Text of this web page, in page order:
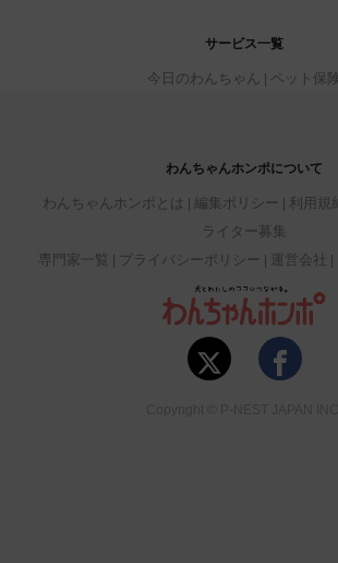
サービス一覧
今日のわんちゃん ペット保
わんちゃんホンポについて
わんちゃんホンポとは 編集ポリシー 利用規
ライター募集
専門家一覧
プライバシーポリシー 運営会社